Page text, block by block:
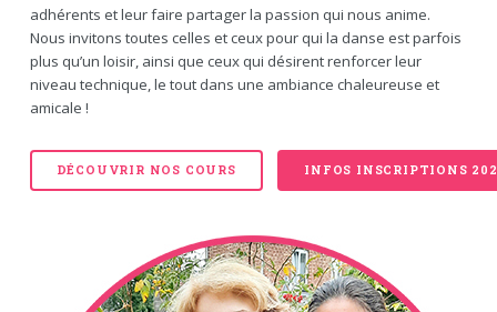
adhérents et leur faire partager la passion qui nous anime.
Nous invitons toutes celles et ceux pour qui la danse est parfois
plus qu’un loisir, ainsi que ceux qui désirent renforcer leur
niveau technique, le tout dans une ambiance chaleureuse et
amicale !
DÉCOUVRIR NOS COURS INFOS INSCRIPTIONS